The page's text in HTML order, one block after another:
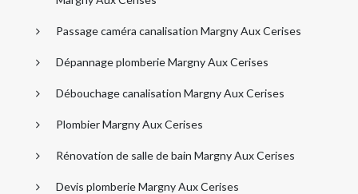
Passage caméra canalisation Margny Aux Cerises
Dépannage plomberie Margny Aux Cerises
Débouchage canalisation Margny Aux Cerises
Plombier Margny Aux Cerises
Rénovation de salle de bain Margny Aux Cerises
Devis plomberie Margny Aux Cerises